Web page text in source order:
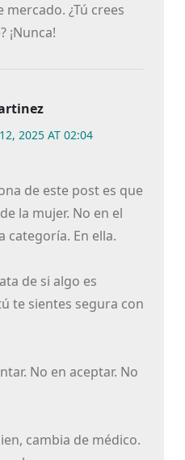
¿Tú crees
¡Nunca!
2025 AT 02:04
de este post es que
la mujer. No en el
categoría. En ella.
de si algo es
te sientes segura con
No en aceptar. No
cambia de médico.